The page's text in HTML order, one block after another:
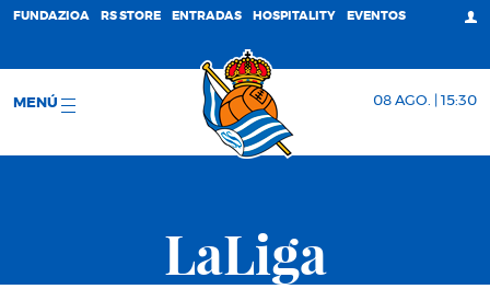
FUNDAZIOA RS STORE ENTRADAS HOSPITALITY EVENTOS
MENÚ 08 AGO. | 15:30
LaLiga